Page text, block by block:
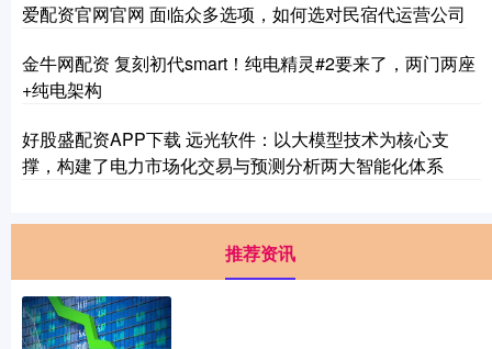
爱配资官网官网 面临众多选项，如何选对民宿代运营公司
金牛网配资 复刻初代smart！纯电精灵#2要来了，两门两座
+纯电架构
好股盛配资APP下载 远光软件：以大模型技术为核心支
撑，构建了电力市场化交易与预测分析两大智能化体系
推荐资讯